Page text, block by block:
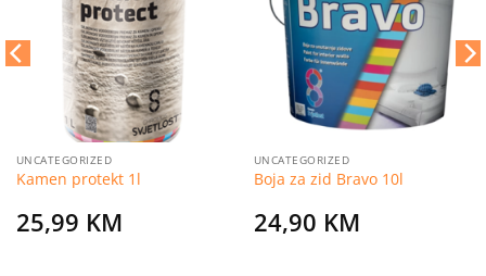
UNCATEGORIZED
Kamen protekt 1l
25,99 KM
listu
želja
UNCATEGORIZED
Boja za zid Bravo 10l
24,90 KM